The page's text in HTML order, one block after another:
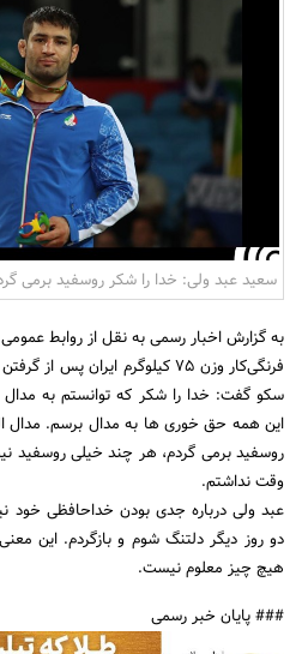
جستجو
سعید عبد ولی: خدا را شکر روسفید برمی
به گزارش اخبار رسمی به نقل از روابط
فرنگی‌کار وزن 75 کیلوگرم ایران
سکو گفت: خدا را شکر که توانستم به
این همه حق خوری ها به مدال برسم. مدال
روسفید برمی گردم، هر چند خیلی
وقت نداشتم.
عبد ولی درباره جدی بودن خداحافظی‌ خود
دو روز دیگر دلتنگ شوم و بازگردم. این
هیچ چیز معلوم نیست.
### پایان خبر رسمی